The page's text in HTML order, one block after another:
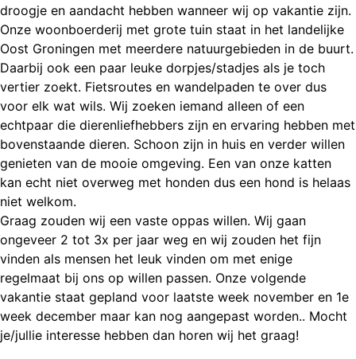
droogje en aandacht hebben wanneer wij op vakantie zijn.
Onze woonboerderij met grote tuin staat in het landelijke
Oost Groningen met meerdere natuurgebieden in de buurt.
Daarbij ook een paar leuke dorpjes/stadjes als je toch
vertier zoekt. Fietsroutes en wandelpaden te over dus
voor elk wat wils. Wij zoeken iemand alleen of een
echtpaar die dierenliefhebbers zijn en ervaring hebben met
bovenstaande dieren. Schoon zijn in huis en verder willen
genieten van de mooie omgeving. Een van onze katten
kan echt niet overweg met honden dus een hond is helaas
niet welkom.
Graag zouden wij een vaste oppas willen. Wij gaan
ongeveer 2 tot 3x per jaar weg en wij zouden het fijn
vinden als mensen het leuk vinden om met enige
regelmaat bij ons op willen passen. Onze volgende
vakantie staat gepland voor laatste week november en 1e
week december maar kan nog aangepast worden.. Mocht